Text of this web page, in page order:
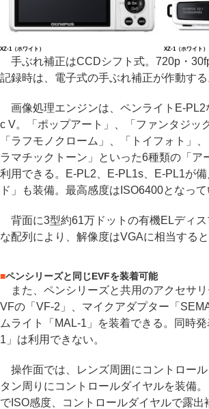
XZ-1（ホワイト） XZ-1（ホワイト）
手ぶれ補正はCCDシフト式。720p・
記録時は、電子式の手ぶれ補正が作動する
画像処理エンジンは、ペンライトE-PL2
c V。「ポップアート」、「ファンタジッ
「ラフモノクローム」、「トイフォト」
ラマチックトーン」といった6種類の「ア
利用できる。E-PL2、E-PL1s、E-PL1が
ド」も装備。最高感度はISO6400となって
背面に3型約61万ドットの有機ELディス
な配列により、解像度はVGAに相当すると
■ペンシリーズと同じEVFを装着可能
また、ペンシリーズと共用のアクセサ
VFの「VF-2」、マイクアダプター「
ムライト「MAL-1」を装着できる。同時
1」は利用できない。
操作面では、レンズ周囲にコントロー
タン周りにコントロールダイヤルを装備
でISO感度、コントロールダイヤルで露出